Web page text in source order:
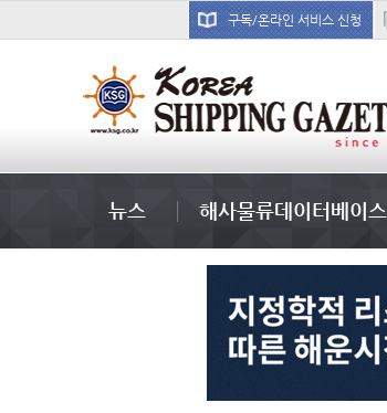
구독/온라인 서비스 신청
뉴스 해사물류데이터베이스